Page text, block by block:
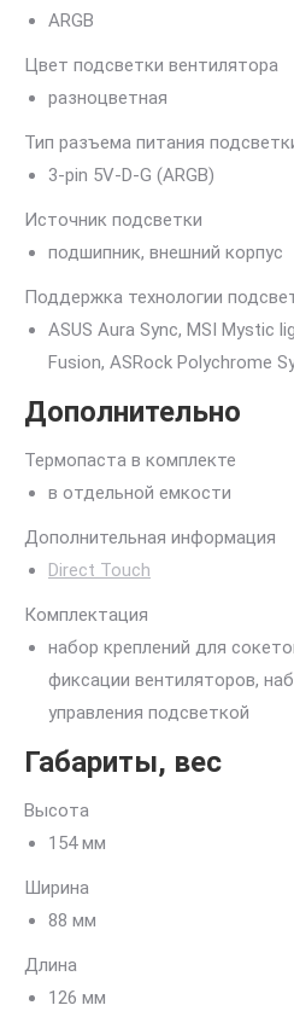
ARGB
Цвет подсветки вентилятора
разноцветная
Тип разъема питания
3-pin 5V-D-G (ARGB)
Источник подсветки
подшипник, внешний корпус
Поддержка технологии
ASUS Aura Sync, MSI Mystic
Fusion, ASRock Polychrome
Дополнительно
Термопаста в комплекте
в отдельной емкости
Дополнительная информация
Direct Touch
Комплектация
набор креплений для
фиксации вентиляторов,
управления подсветкой
Габариты, вес
Высота
154 мм
Ширина
88 мм
Длина
126 мм